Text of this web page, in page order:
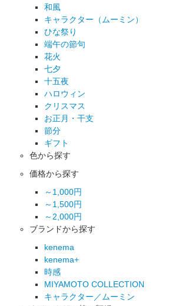
和風
キャラクター（ムーミン）
ひな祭り
端午の節句
花火
七夕
十五夜
ハロウィン
クリスマス
お正月・干支
節分
ギフト
色から探す
価格から探す
～1,000円
～1,500円
～2,000円
ブランドから探す
kenema
kenema+
時感
MIYAMOTO COLLECTION
キャラクター／ムーミン